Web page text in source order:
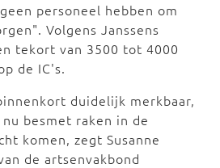
personeel hebben om
Volgens Janssens
tekort van 3500 tot 4000
de IC's.
duidelijk merkbaar,
besmet raken in de
komen, zegt Susanne
de artsenvakbond